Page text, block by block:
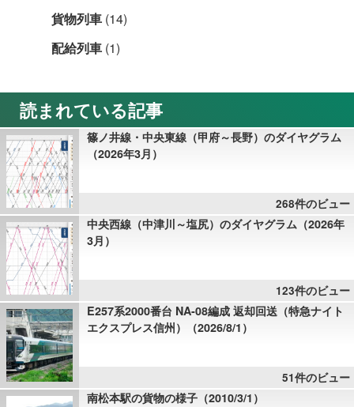
貨物列車 (14)
配給列車 (1)
読まれている記事
篠ノ井線・中央東線（甲府～長野）のダイヤグラム
（2026年3月）
268件のビュー
中央西線（中津川～塩尻）のダイヤグラム（2026年
3月）
123件のビュー
E257系2000番台 NA-08編成 返却回送（特急ナイト
エクスプレス信州）（2026/8/1）
51件のビュー
南松本駅の貨物の様子（2010/3/1）